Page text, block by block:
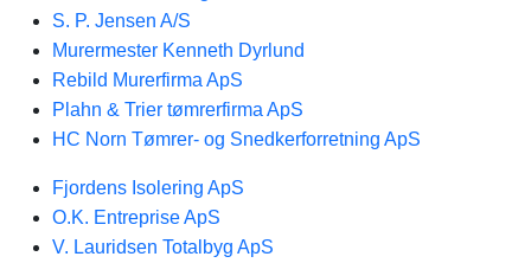
S. P. Jensen A/S
Murermester Kenneth Dyrlund
Rebild Murerfirma ApS
Plahn & Trier tømrerfirma ApS
HC Norn Tømrer- og Snedkerforretning ApS
Fjordens Isolering ApS
O.K. Entreprise ApS
V. Lauridsen Totalbyg ApS